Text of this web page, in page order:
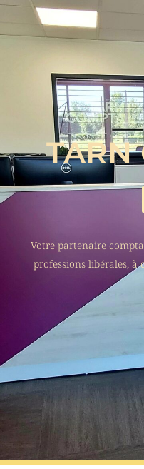
TARN
Votre partenaire
professions libérales, à